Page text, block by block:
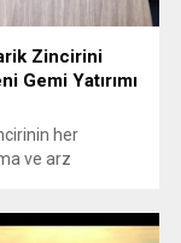
Zincirini
Gemi Yatırımı
her
ve arz